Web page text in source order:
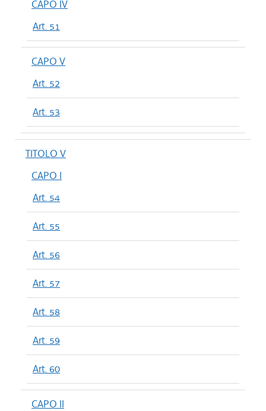
CAPO IV
Art. 51
CAPO V
Art. 52
Art. 53
TITOLO V
CAPO I
Art. 54
Art. 55
Art. 56
Art. 57
Art. 58
Art. 59
Art. 60
CAPO II